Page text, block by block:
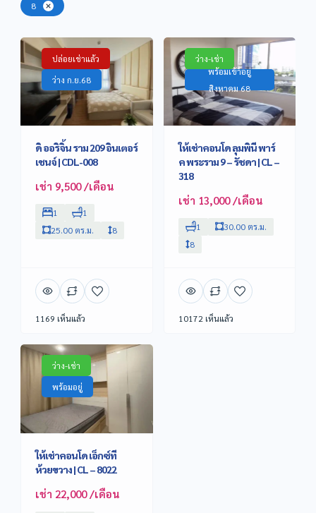
8
ปล่อยเช่าแล้ว
ว่าง ก.ย.68
ดิ ออริจิ้น ราม 209 อินเตอร์
เชนจ์ | CDL-008
เช่า 9,500 /เดือน
1
1
25.00 ตร.ม.
8
1169 เห็นแล้ว
ว่าง-เช่า
พร้อมเข้าอยู่
สิงหาคม 68
ให้เช่าคอนโด ลุมพินี พาร์
ค พระราม 9 – รัชดา | CL –
318
เช่า 13,000 /เดือน
1
30.00 ตร.ม.
8
10172 เห็นแล้ว
ว่าง-เช่า
พร้อมอยู่
ให้เช่าคอนโด เอ็กซ์ที
ห้วยขวาง | CL – 8022
เช่า 22,000 /เดือน